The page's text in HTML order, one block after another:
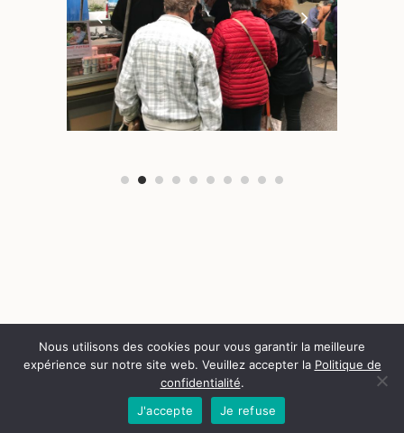
Nous utilisons des cookies pour vous garantir la meilleure
expérience sur notre site web. Veuillez accepter la Politique de
confidentialité.
J'accepte
Je refuse